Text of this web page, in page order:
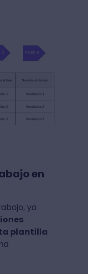
en
ya
plantilla